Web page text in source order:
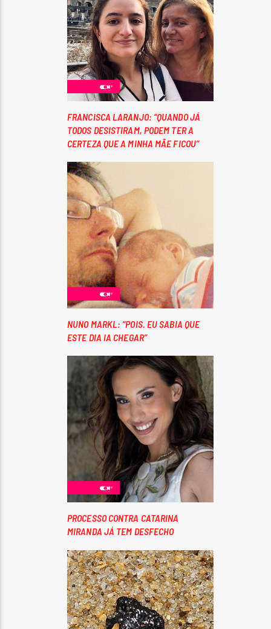
FRANCISCA LARANJO: “QUANDO JÁ
TODOS DESISTIRAM, PODEM TER A
CERTEZA QUE A MINHA MÃE FICOU”
NUNO MARKL: “POIS. EU SABIA QUE
ESTE DIA IA CHEGAR”
PROCESSO CONTRA CATARINA
MIRANDA JÁ TEM DESFECHO